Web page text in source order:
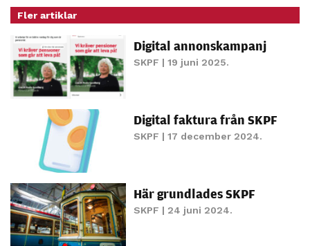
Fler artiklar
Digital annonskampanj
SKPF | 19 juni 2025.
Digital faktura från SKPF
SKPF | 17 december 2024.
Här grundlades SKPF
SKPF | 24 juni 2024.
Marknadsföring
intressen och ditt
beteende när du
anpassat innehåll
och erbjudanden.